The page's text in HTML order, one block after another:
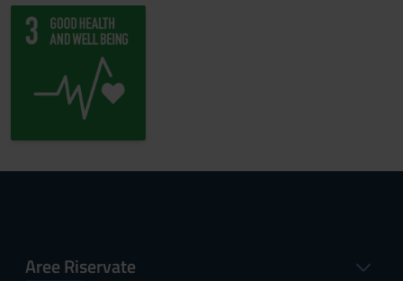
Aree Riservate